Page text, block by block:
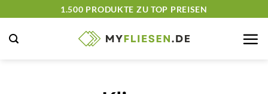
springen
1.500 PRODUKTE ZU TOP PREISEN